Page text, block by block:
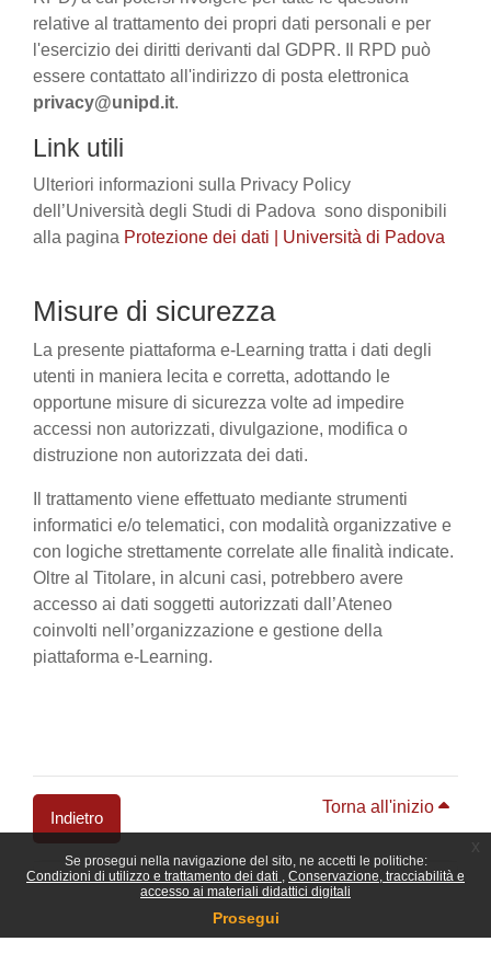
Se prosegui nella navigazione del sito, ne accetti le politiche:
Condizioni di utilizzo e trattamento dei dati
Conservazione, tracciabilità e
accesso ai materiali didattici digitali
Prosegui
relative al trattamento dei propri dati personali e per
l'esercizio dei diritti derivanti dal GDPR. Il RPD può
essere contattato all'indirizzo di posta elettronica
privacy@unipd.it.
Link utili
Ulteriori informazioni sulla Privacy Policy
dell’Università degli Studi di Padova sono disponibili
alla pagina Protezione dei dati | Università di Padova
Misure di sicurezza
La presente piattaforma e-Learning tratta i dati degli
utenti in maniera lecita e corretta, adottando le
opportune misure di sicurezza volte ad impedire
accessi non autorizzati, divulgazione, modifica o
distruzione non autorizzata dei dati.
Il trattamento viene effettuato mediante strumenti
informatici e/o telematici, con modalità organizzative e
con logiche strettamente correlate alle finalità indicate.
Oltre al Titolare, in alcuni casi, potrebbero avere
accesso ai dati soggetti autorizzati dall’Ateneo
coinvolti nell’organizzazione e gestione della
piattaforma e-Learning.
Indietro
Torna all'inizio
Blocchi